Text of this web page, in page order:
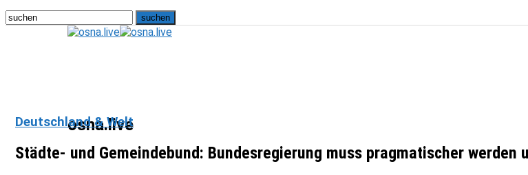
osna.live
Deutschland & Welt
Städte- und Gemeindebund: Bundesregierung muss pragmatischer werden